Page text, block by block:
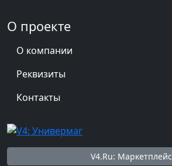
О проекте
О компании
Реквизиты
Контакты
V4.Ru: Маркетплейс